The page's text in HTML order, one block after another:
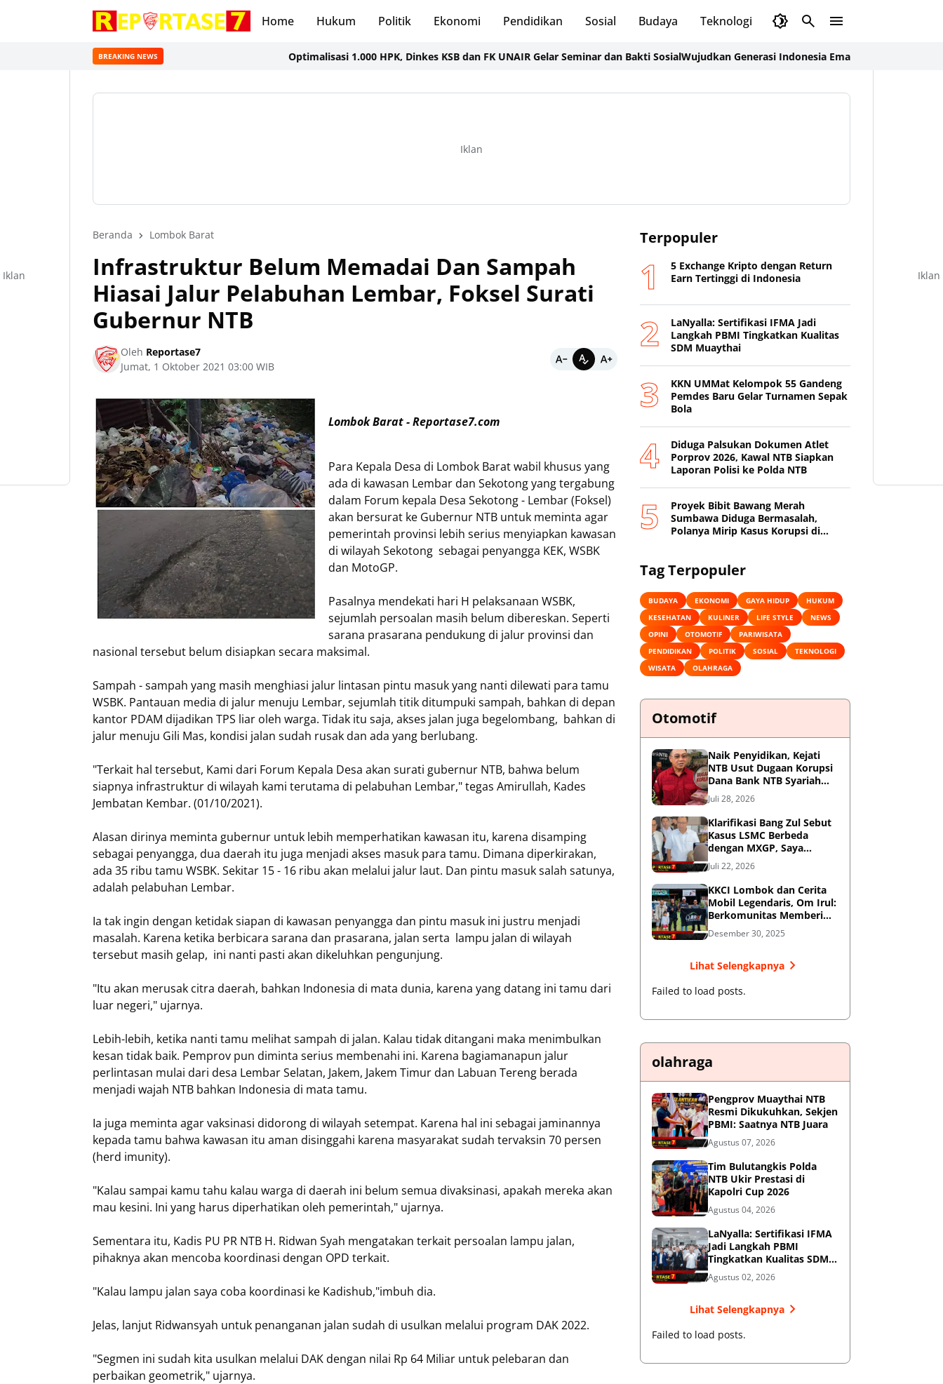
Home Hukum Politik Ekonomi Pendidikan Sosial Budaya Teknologi Olahraga
BREAKING NEWS Optimalisasi 1.000 HPK, Dinkes KSB dan FK UNAIR Gelar Seminar dan Bakti SosialWujudkan Generasi Indonesia Emas 2045, Pemkab
Iklan
Beranda Lombok Barat
Infrastruktur Belum Memadai Dan Sampah
Hiasai Jalur Pelabuhan Lembar, Foksel Surati
Gubernur NTB
Oleh Reportase7
Jumat, 1 Oktober 2021 03:00 WIB
Lombok Barat - Reportase7.com
Para Kepala Desa di Lombok Barat wabil khusus yang
ada di kawasan Lembar dan Sekotong yang tergabung
dalam Forum kepala Desa Sekotong - Lembar (Foksel)
akan bersurat ke Gubernur NTB untuk meminta agar
pemerintah provinsi lebih serius menyiapkan kawasan
di wilayah Sekotong sebagai penyangga KEK, WSBK
dan MotoGP.
Pasalnya mendekati hari H pelaksanaan WSBK,
sejumlah persoalan masih belum dibereskan. Seperti
sarana prasarana pendukung di jalur provinsi dan
nasional tersebut belum disiapkan secara maksimal.
Sampah - sampah yang masih menghiasi jalur lintasan pintu masuk yang nanti dilewati para tamu
WSBK. Pantauan media di jalur menuju Lembar, sejumlah titik ditumpuki sampah, bahkan di depan
kantor PDAM dijadikan TPS liar oleh warga. Tidak itu saja, akses jalan juga begelombang, bahkan di
jalur menuju Gili Mas, kondisi jalan sudah rusak dan ada yang berlubang.
"Terkait hal tersebut, Kami dari Forum Kepala Desa akan surati gubernur NTB, bahwa belum
siapnya infrastruktur di wilayah kami terutama di pelabuhan Lembar," tegas Amirullah, Kades
Jembatan Kembar. (01/10/2021).
Alasan dirinya meminta gubernur untuk lebih memperhatikan kawasan itu, karena disamping
sebagai penyangga, dua daerah itu juga menjadi akses masuk para tamu. Dimana diperkirakan,
ada 35 ribu tamu WSBK. Sekitar 15 - 16 ribu akan melalui jalur laut. Dan pintu masuk salah satunya,
adalah pelabuhan Lembar.
Ia tak ingin dengan ketidak siapan di kawasan penyangga dan pintu masuk ini justru menjadi
masalah. Karena ketika berbicara sarana dan prasarana, jalan serta lampu jalan di wilayah
tersebut masih gelap, ini nanti pasti akan dikeluhkan pengunjung.
"Itu akan merusak citra daerah, bahkan Indonesia di mata dunia, karena yang datang ini tamu dari
luar negeri," ujarnya.
Lebih-lebih, ketika nanti tamu melihat sampah di jalan. Kalau tidak ditangani maka menimbulkan
kesan tidak baik. Pemprov pun diminta serius membenahi ini. Karena bagiamanapun jalur
perlintasan mulai dari desa Lembar Selatan, Jakem, Jakem Timur dan Labuan Tereng berada
menjadi wajah NTB bahkan Indonesia di mata tamu.
Ia juga meminta agar vaksinasi didorong di wilayah setempat. Karena hal ini sebagai jaminannya
kepada tamu bahwa kawasan itu aman disinggahi karena masyarakat sudah tervaksin 70 persen
(herd imunity).
"Kalau sampai kamu tahu kalau warga di daerah ini belum semua divaksinasi, apakah mereka akan
mau kesini. Ini yang harus diperhatikan oleh pemerintah," ujarnya.
Sementara itu, Kadis PU PR NTB H. Ridwan Syah mengatakan terkait persoalan lampu jalan,
pihaknya akan mencoba koordinasi dengan OPD terkait.
"Kalau lampu jalan saya coba koordinasi ke Kadishub,"imbuh dia.
Jelas, lanjut Ridwansyah untuk penanganan jalan sudah di usulkan melalui program DAK 2022.
"Segmen ini sudah kita usulkan melalui DAK dengan nilai Rp 64 Miliar untuk pelebaran dan
perbaikan geometrik," ujarnya.
Terpopuler
5 Exchange Kripto dengan Return
Earn Tertinggi di Indonesia
LaNyalla: Sertifikasi IFMA Jadi
Langkah PBMI Tingkatkan Kualitas
SDM Muaythai
KKN UMMat Kelompok 55 Gandeng
Pemdes Baru Gelar Turnamen Sepak
Bola
Diduga Palsukan Dokumen Atlet
Porprov 2026, Kawal NTB Siapkan
Laporan Polisi ke Polda NTB
Proyek Bibit Bawang Merah
Sumbawa Diduga Bermasalah,
Polanya Mirip Kasus Korupsi di
Tag Terpopuler
BUDAYA EKONOMI GAYA HIDUP
HUKUM
KESEHATAN
KULINER LIFE STYLE
NEWS
OPINI
OTOMOTIF
PARIWISATA
PENDIDIKAN
POLITIK SOSIAL
TEKNOLOGI
WISATA
OLAHRAGA
Otomotif
Naik Penyidikan, Kejati
NTB Usut Dugaan Korupsi
Dana Bank NTB Syariah
untuk MXGP 2023
Juli 28, 2026
Klarifikasi Bang Zul Sebut
Kasus LSMC Berbeda
dengan MXGP, Saya
Dipanggil Sebagai Saksi
Juli 22, 2026
KKCI Lombok dan Cerita
Mobil Legendaris, Om Irul:
Berkomunitas Memberi
Manfaat dan Membangun
Imej Positif
Desember 30, 2025
Lihat Selengkapnya
Failed to load posts.
olahraga
Pengprov Muaythai NTB
Resmi Dikukuhkan, Sekjen
PBMI: Saatnya NTB Juara
Agustus 07, 2026
Tim Bulutangkis Polda
NTB Ukir Prestasi di
Kapolri Cup 2026
Agustus 04, 2026
LaNyalla: Sertifikasi IFMA
Jadi Langkah PBMI
Tingkatkan Kualitas SDM
Muaythai
Agustus 02, 2026
Lihat Selengkapnya
Failed to load posts.
Iklan Iklan